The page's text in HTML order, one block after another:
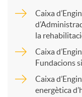
Caixa
la
Caixa
Fundacions
Caixa
energètica